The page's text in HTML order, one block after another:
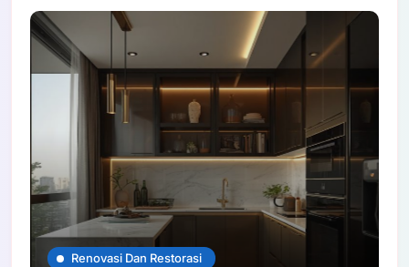
Renovasi Dan Restorasi